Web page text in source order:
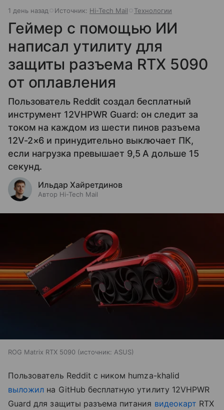
1 день назад Источник: Hi-Tech Mail Технологии
Геймер с помощью ИИ
написал утилиту для
защиты разъема RTX 5090
от оплавления
Пользователь Reddit создал бесплатный
инструмент 12VHPWR Guard: он следит за
током на каждом из шести пинов разъема
12V-2×6 и принудительно выключает ПК,
если нагрузка превышает 9,5 А дольше 15
секунд.
Ильдар Хайретдинов
Автор Hi-Tech Mail
ROG Matrix RTX 5090 источник: ASUS
Пользователь Reddit с ником humza-khalid
выложил на GitHub бесплатную утилиту 12VHPWR
Guard для защиты разъема питания видеокарт RTX